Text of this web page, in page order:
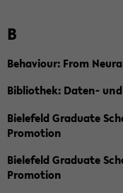
B
Behaviour: From
Bibliothek: Daten-
Bielefeld Graduate
Promotion
Bielefeld Graduate
Promotion